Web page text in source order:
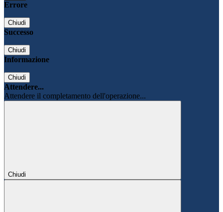
Errore
Chiudi
Successo
Chiudi
Informazione
Chiudi
Attendere...
Attendere il completamento dell'operazione...
Chiudi